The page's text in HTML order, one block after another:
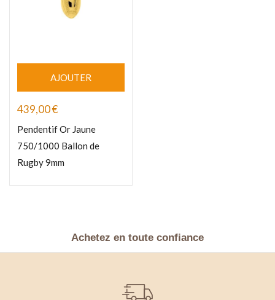
AJOUTER
439,00€
Pendentif Or Jaune
750/1000 Ballon de
Rugby 9mm
Achetez en toute confiance